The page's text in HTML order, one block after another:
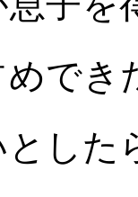
でき
した